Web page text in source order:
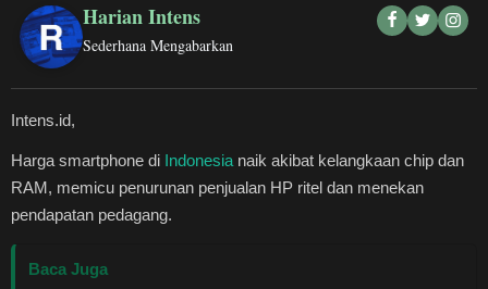
Hukum dan Kriminal
Olahraga
Ekonomi Bisnis
Harian Intens
Sederhana Mengabarkan
Intens.id,
Harga smartphone di Indonesia naik akibat kelangkaan chip dan
RAM, memicu penurunan penjualan HP ritel dan menekan
pendapatan pedagang.
Baca Juga